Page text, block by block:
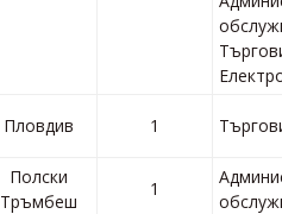
Пловдив 1
Полски
Тръмбеш
1